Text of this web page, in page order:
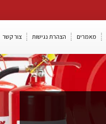
מאמרים הצהרת נגישות צור קשר